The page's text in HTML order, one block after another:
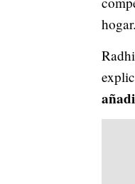
hogar.